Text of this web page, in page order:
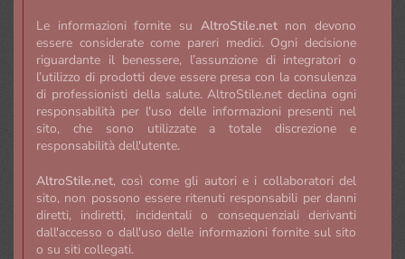
Le informazioni fornite su AltroStile.netnon devono
essere considerate come pareri medici. Ogni decisione
riguardante il benessere, l’assunzione di integratori o
l’utilizzo di prodotti deve essere presa con la consulenza
di professionisti della salute. AltroStile.net declina ogni
responsabilità per l'uso delle informazioni presenti nel
sito, che sono utilizzate a totale discrezione e
responsabilità dell'utente.
AltroStile.net, così come gli autori e i collaboratori del
sito, non possono essere ritenuti responsabili per danni
diretti, indiretti, incidentali o consequenziali derivanti
dall'accesso o dall'uso delle informazioni fornite sul sito
o su siti collegati.